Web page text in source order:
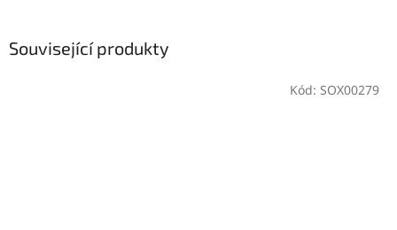
Související produkty
Kód: SOX00279